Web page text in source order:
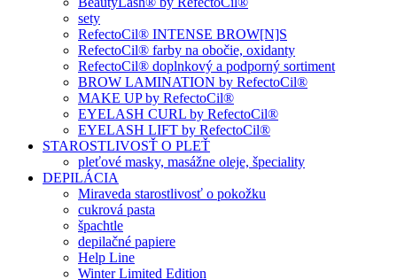
sety
RefectoCil® INTENSE BROW[N]S
RefectoCil® farby na obočie, oxidanty
RefectoCil® doplnkový a podporný sortiment
BROW LAMINATION by RefectoCil®
MAKE UP by RefectoCil®
EYELASH CURL by RefectoCil®
EYELASH LIFT by RefectoCil®
STAROSTLIVOSŤ O PLEŤ
pleťové masky, masážne oleje, špeciality
DEPILÁCIA
Miraveda starostlivosť o pokožku
cukrová pasta
špachtle
depilačné papiere
Help Line
Winter Limited Edition